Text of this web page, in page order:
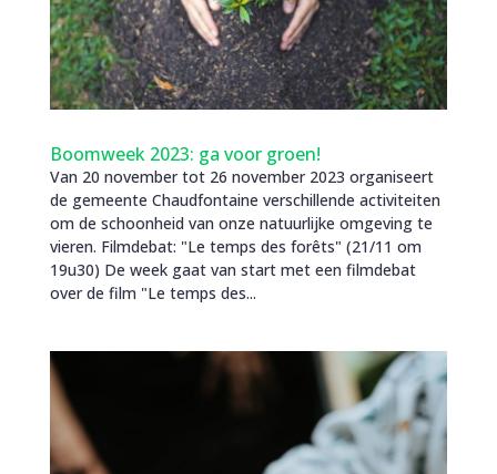
Boomweek 2023: ga voor groen!
Van 20 november tot 26 november 2023 organiseert
de gemeente Chaudfontaine verschillende activiteiten
om de schoonheid van onze natuurlijke omgeving te
vieren. Filmdebat: "Le temps des forêts" (21/11 om
19u30) De week gaat van start met een filmdebat
over de film "Le temps des...